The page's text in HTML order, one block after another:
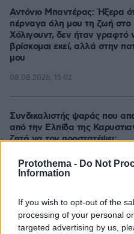
Protothema - Do Not
Information
If you wish to opt-out of the
processing of your personal
targeted advertising by us,
Αντόνιο Μπαντέρας: Ήξερα
πέρναγα όλη μου τη ζωή στο
Χόλιγουντ, δεν ήταν γραφτό
βρίσκομαι εκεί, αλλά στην
μου
08.08.2026, 15:02
Συνδικαλιστής ψαράς που
από την Ελπίδα της
ζητά να τον προστατέψει:
από μέλη του κόμματος